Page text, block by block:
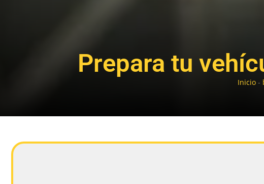
Prepara tu
Inicio-